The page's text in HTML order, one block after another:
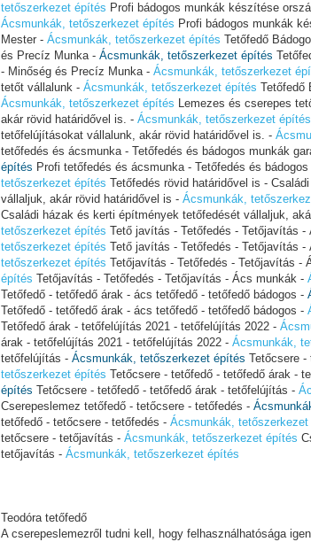
tetőszerkezet építés Profi bádogos munkák készítése
Ácsmunkák, tetőszerkezet építés Profi bádogos munkák
Mester - Ácsmunkák, tetőszerkezet építés Tetőfedő
és Precíz Munka - Ácsmunkák, tetőszerkezet építés
- Minőség és Precíz Munka - Ácsmunkák, tetőszerkezet
tetőt vállalunk - Ácsmunkák, tetőszerkezet építés Tetőfedő
Ácsmunkák, tetőszerkezet építés Lemezes és cserepes
akár rövid határidővel is. - Ácsmunkák, tetőszerkezet építés
tetőfelújításokat vállalunk, akár rövid határidővel is. -
tetőfedés és ácsmunka - Tetőfedés és bádogos munkák
építés Profi tetőfedés és ácsmunka - Tetőfedés és
tetőszerkezet építés Tetőfedés rövid határidővel is -
vállaljuk, akár rövid határidővel is - Ácsmunkák,
Családi házak és kerti építmények tetőfedését vállaljuk,
tetőszerkezet építés Tető javítás - Tetőfedés - Tetőjavítás -
tetőszerkezet építés Tető javítás - Tetőfedés - Tetőjavítás -
tetőszerkezet építés Tetőjavítás - Tetőfedés - Tetőjavítás -
építés Tetőjavítás - Tetőfedés - Tetőjavítás - Ács munkák -
Tetőfedő - tetőfedő árak - ács tetőfedő - tetőfedő bádogos -
Tetőfedő - tetőfedő árak - ács tetőfedő - tetőfedő bádogos -
Tetőfedő árak - tetőfelújítás 2021 - tetőfelújítás 2022 -
árak - tetőfelújítás 2021 - tetőfelújítás 2022 - Ácsmunkák,
tetőfelújítás - Ácsmunkák, tetőszerkezet építés Tetőcsere
tetőszerkezet építés Tetőcsere - tetőfedő - tetőfedő árak -
építés Tetőcsere - tetőfedő - tetőfedő árak - tetőfelújítás -
Cserepeslemez tetőfedő - tetőcsere - tetőfedés -
tetőfedő - tetőcsere - tetőfedés - Ácsmunkák, tetőszerkezet
tetőcsere - tetőjavítás - Ácsmunkák, tetőszerkezet építés
tetőjavítás - Ácsmunkák, tetőszerkezet építés
Teodóra tetőfedő
A cserepeslemezről tudni kell, hogy felhasználhatósága